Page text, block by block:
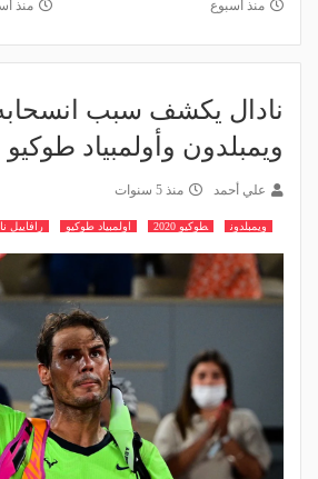
منذ أسبوع منذ
نادال يكشف سبب
ويمبلدون وأولمبياد طوكيو
علي أحمد منذ 5 سنوات
ويمبلدون طوكيو 2020 اولمبياد طوكيو رافاييل